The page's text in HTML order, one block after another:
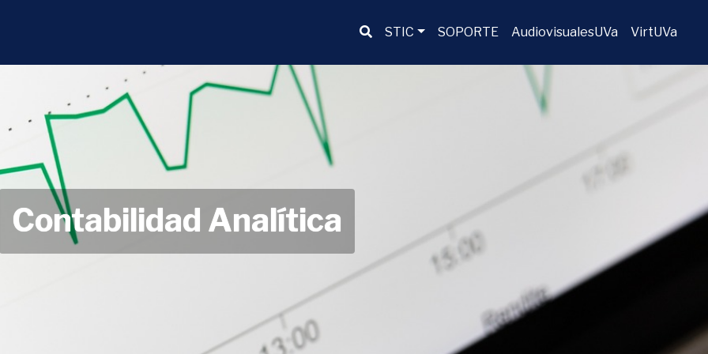
Buscador
STIC SOPORTE AudiovisualesUVa VirtUVa
Contabilidad Analítica